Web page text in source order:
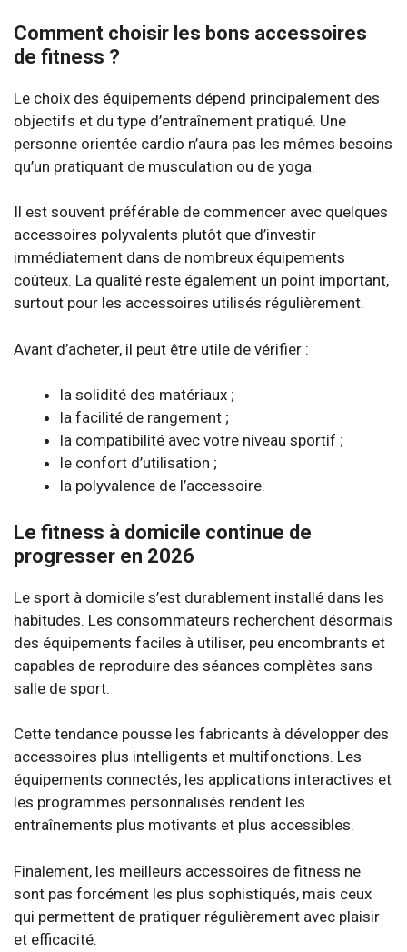
Comment choisir les bons accessoires
de fitness ?
Le choix des équipements dépend principalement des
objectifs et du type d’entraînement pratiqué. Une
personne orientée cardio n’aura pas les mêmes besoins
qu’un pratiquant de musculation ou de yoga.
Il est souvent préférable de commencer avec quelques
accessoires polyvalents plutôt que d’investir
immédiatement dans de nombreux équipements
coûteux. La qualité reste également un point important,
surtout pour les accessoires utilisés régulièrement.
Avant d’acheter, il peut être utile de vérifier :
la solidité des matériaux ;
la facilité de rangement ;
la compatibilité avec votre niveau sportif ;
le confort d’utilisation ;
la polyvalence de l’accessoire.
Le fitness à domicile continue de
progresser en 2026
Le sport à domicile s’est durablement installé dans les
habitudes. Les consommateurs recherchent désormais
des équipements faciles à utiliser, peu encombrants et
capables de reproduire des séances complètes sans
salle de sport.
Cette tendance pousse les fabricants à développer des
accessoires plus intelligents et multifonctions. Les
équipements connectés, les applications interactives et
les programmes personnalisés rendent les
entraînements plus motivants et plus accessibles.
Finalement, les meilleurs accessoires de fitness ne
sont pas forcément les plus sophistiqués, mais ceux
qui permettent de pratiquer régulièrement avec plaisir
et efficacité.